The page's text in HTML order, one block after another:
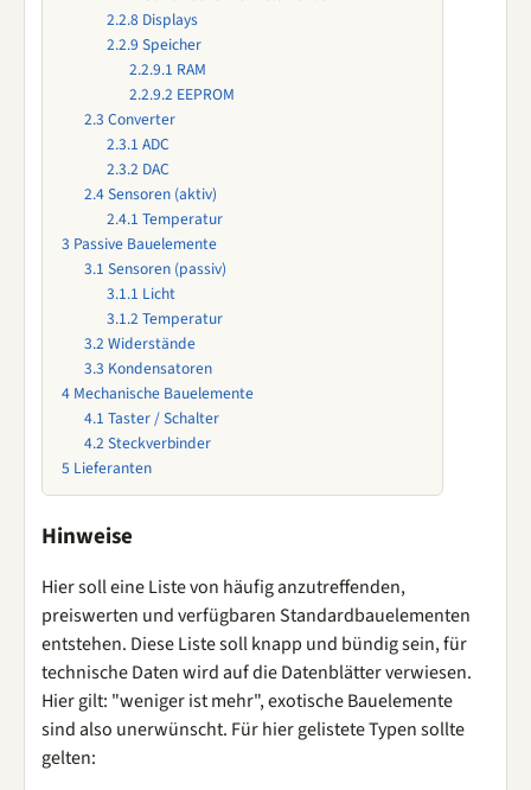
2.2.8 Displays
2.2.9 Speicher
2.2.9.1 RAM
2.2.9.2 EEPROM
2.3 Converter
2.3.1 ADC
2.3.2 DAC
2.4Sensoren (aktiv)
2.4.1 Temperatur
3 Passive Bauelemente
3.1 Sensoren (passiv)
3.1.1 Licht
3.1.2 Temperatur
3.2 Widerstände
3.3 Kondensatoren
4 Mechanische Bauelemente
4.1 Taster / Schalter
4.2 Steckverbinder
5 Lieferanten
Hinweise
Hier soll eine Liste von häufig anzutreffenden,
preiswerten und verfügbaren Standardbauelementen
entstehen. Diese Liste soll knapp und bündig sein, für
technische Daten wird auf die Datenblätter verwiesen.
Hier gilt: "weniger ist mehr", exotische Bauelemente
sind also unerwünscht. Für hier gelistete Typen sollte
gelten: